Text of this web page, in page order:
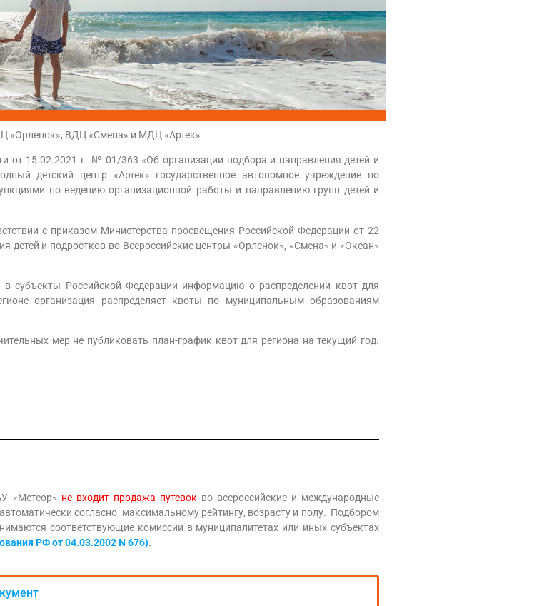
«Орленок», ВДЦ «Смена» и МДЦ «Артек»
от 15.02.2021 г. № 01/363 «Об организации подбора и направления детей и
детский центр «Артек» государственное автономное учреждение по
по ведению организационной работы и направлению групп детей и
с приказом Министерства просвещения Российской Федерации от 22
и подростков во Всероссийские центры «Орленок», «Смена» и «Океан»
субъекты Российской Федерации информацию о распределении квот для
организация распределяет квоты по муниципальным образованиям
мер не публиковать план-график квот для региона на текущий год.
«Метеор» не входит продажа путевок во всероссийские и международные
согласно максимальному рейтингу, возрасту и полу. Подбором
соответствующие комиссии в муниципалитетах или иных субъектах
РФ от 04.03.2002 N 676).